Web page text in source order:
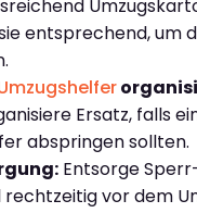
entsprechend, um
Ersatz, falls
abspringen sollten.
Entsorge
rechtzeitig vor dem